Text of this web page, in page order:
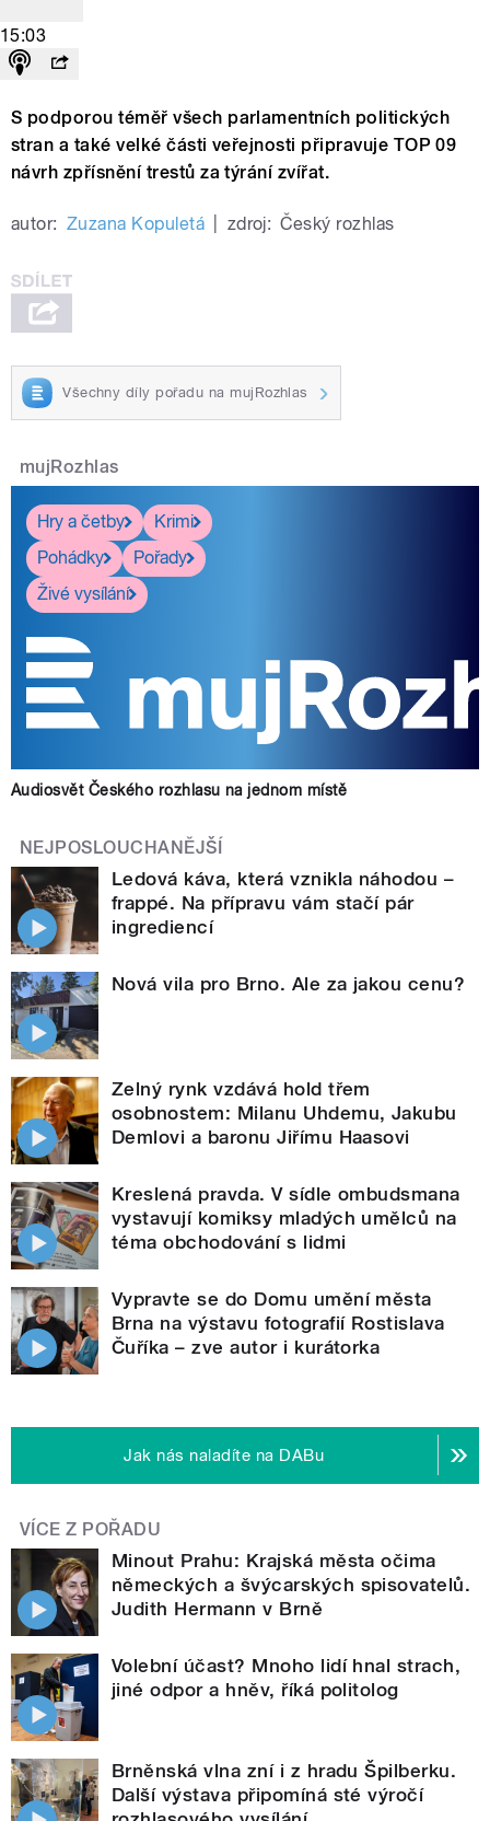
15:03
S podporou téměř všech parlamentních politických
stran a také velké části veřejnosti připravuje TOP 09
návrh zpřísnění trestů za týrání zvířat.
autor: Zuzana Kopuletá zdroj: Český rozhlas
Všechny díly pořadu na mujRozhlas
mujRozhlas
Hry a četby
Krimi
Pohádky
Pořady
Živé vysílání
Audiosvět Českého rozhlasu na jednom místě
NEJPOSLOUCHANĚJŠÍ
Ledová káva, která vznikla náhodou –
frappé. Na přípravu vám stačí pár
ingrediencí
Nová vila pro Brno. Ale za jakou cenu?
Zelný rynk vzdává hold třem
osobnostem: Milanu Uhdemu, Jakubu
Demlovi a baronu Jiřímu Haasovi
Kreslená pravda. V sídle ombudsmana
vystavují komiksy mladých umělců na
téma obchodování s lidmi
Vypravte se do Domu umění města
Brna na výstavu fotografií Rostislava
Čuříka – zve autor i kurátorka
Jak nás naladíte na DABu
VÍCE Z POŘADU
Minout Prahu: Krajská města očima
německých a švýcarských spisovatelů.
Judith Hermann v Brně
Volební účast? Mnoho lidí hnal strach,
jiné odpor a hněv, říká politolog
Brněnská vlna zní i z hradu Špilberku.
Další výstava připomíná sté výročí